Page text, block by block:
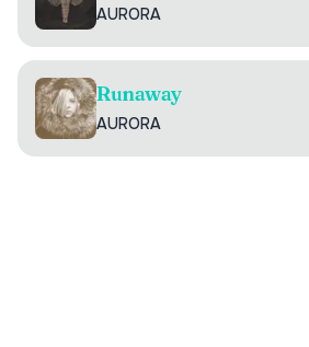
AURORA
Runaway
AURORA